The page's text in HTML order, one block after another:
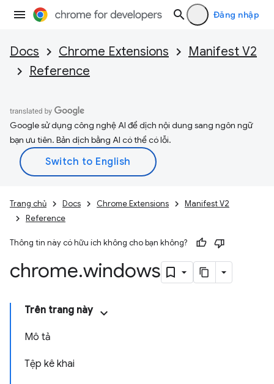
Đăng nhập
Docs Chrome Extensions
Manifest V2
Reference
Google sử dụng công nghệ AI để dịch nội dung sang ngôn ngữ
bạn ưu tiên. Bản dịch bằng AI có thể có lỗi.
Trang chủ Docs Chrome Extensions
Manifest V2
Reference
Thông tin này có hữu ích không cho bạn không?
chrome.windows
Trên trang này
Mô tả
Tệp kê khai